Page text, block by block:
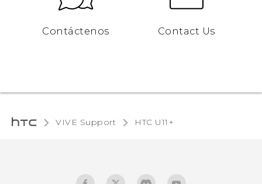
Contáctenos Contact Us
VIVE Support HTC U11+‎